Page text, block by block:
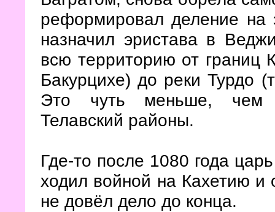
реформировал деление на
назначил эристава в
всю территорию от границ
Бакурцихе) до реки Турдо
Это чуть меньше, чем
Телавский районы.
Где-то после 1080 года
ходил войной на Кахетию и
не довёл дело до конца.